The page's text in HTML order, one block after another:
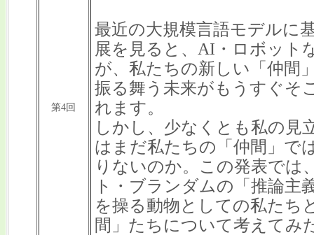
第4回
最近の大規模言語モデルに
展を見ると、AI・ロボット
が、私たちの新しい「仲間
振る舞う未来がもうすぐそ
れます。
しかし、少なくとも私の見
はまだ私たちの「仲間」で
りないのか。この発表では
ト・ブランダムの「推論主
を操る動物としての私たち
間」たちについて考えてみ